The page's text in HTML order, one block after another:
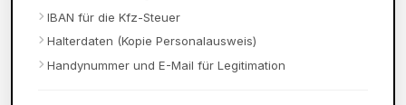
IBAN für die Kfz-Steuer
Halterdaten (Kopie Personalausweis)
Handynummer und E-Mail für Legitimation